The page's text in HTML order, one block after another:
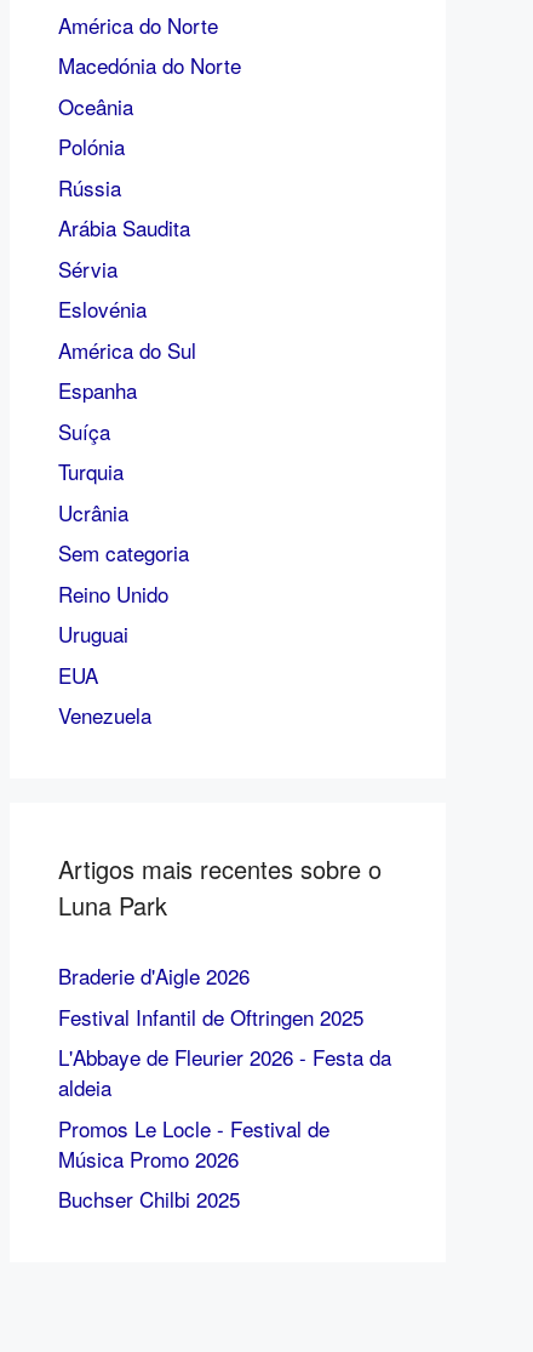
América do Norte
Macedónia do Norte
Oceânia
Polónia
Rússia
Arábia Saudita
Sérvia
Eslovénia
América do Sul
Espanha
Suíça
Turquia
Ucrânia
Sem categoria
Reino Unido
Uruguai
EUA
Venezuela
Artigos mais recentes sobre o
Luna Park
Braderie d'Aigle 2026
Festival Infantil de Oftringen 2025
L'Abbaye de Fleurier 2026 - Festa da
aldeia
Promos Le Locle - Festival de
Música Promo 2026
Buchser Chilbi 2025